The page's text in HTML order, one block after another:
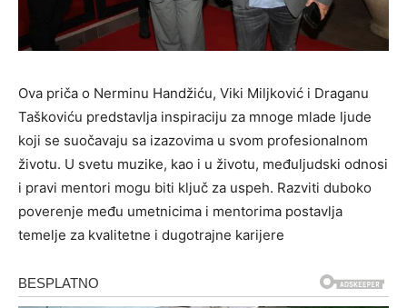
Ova priča o Nerminu Handžiću, Viki Miljković i Draganu
Taškoviću predstavlja inspiraciju za mnoge mlade ljude
koji se suočavaju sa izazovima u svom profesionalnom
životu. U svetu muzike, kao i u životu, međuljudski odnosi
i pravi mentori mogu biti ključ za uspeh. Razviti duboko
poverenje među umetnicima i mentorima postavlja
temelje za kvalitetne i dugotrajne karijere